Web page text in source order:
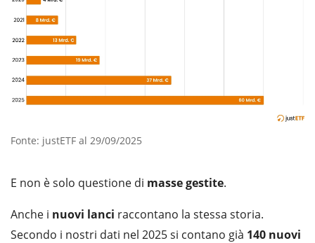
Fonte: justETF al 29/09/2025
E non è solo questione di massegestite.
Anche i nuovi lanci raccontano la stessa storia.
Secondo i nostri dati nel 2025 si contano già 140 nuovi